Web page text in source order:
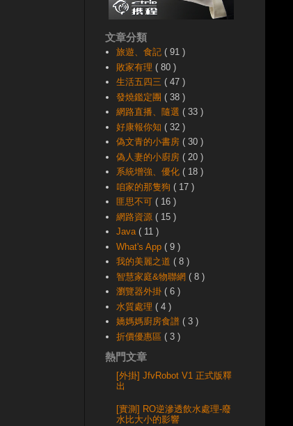
文章分類
旅遊、食記( 91 )
敗家有理( 80 )
生活五四三( 47 )
發燒鑑定團( 38 )
網路直播、隨選( 33 )
好康報你知( 32 )
偽文青的小書房( 30 )
偽人妻的小廚房( 20 )
系統增強、優化( 18 )
咱家的那隻狗( 17 )
匪思不可( 16 )
網路資源( 15 )
Java( 11 )
What's App( 9 )
我的美麗之道( 8 )
智慧家庭&物聯網( 8 )
瀏覽器外掛( 6 )
水質處理( 4 )
嬌媽媽廚房食譜( 3 )
折價優惠區( 3 )
熱門文章
[外掛] JfvRobot V1 正式版釋
出
[實測] RO逆滲透飲水處理-廢
水比大小的影響